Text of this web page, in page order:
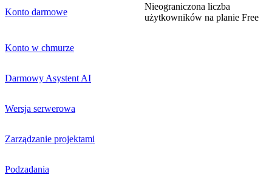
Konto darmowe
Nieograniczona liczba
użytkowników na planie Free
Konto w chmurze
Darmowy Asystent AI
Wersja serwerowa
Zarządzanie projektami
Podzadania